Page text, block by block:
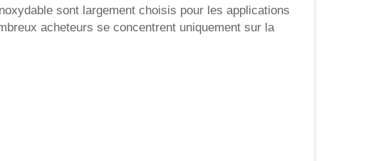
sont largement choisis pour les applications
acheteurs se concentrent uniquement sur la
les dimensions, négligeant l’importance du
un ta...